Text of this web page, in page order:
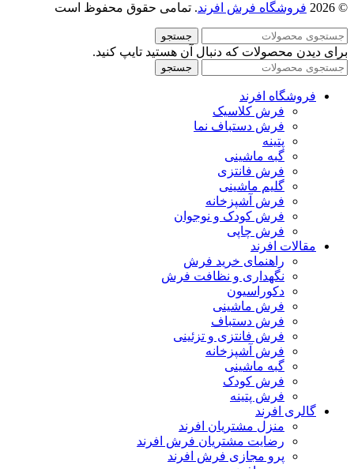
© 2026 فروشگاه فرش افرند. تمامی حقوق محفوظ است
جستجو
برای دیدن محصولات که دنبال آن هستید تایپ کنید.
جستجو
فروشگاه افرند
فرش کلاسیک
فرش دستباف نما
پتینه
گبه ماشینی
فرش فانتزی
گلیم ماشینی
فرش آشپزخانه
فرش کودک و نوجوان
فرش چاپی
مقالات افرند
راهنمای خرید فرش
نگهداری و نظافت فرش
دکوراسیون
فرش ماشینی
فرش دستباف
فرش فانتزی و تزئینی
فرش آشپزخانه
گبه ماشینی
فرش کودک
فرش پتینه
گالری افرند
منزل مشتریان افرند
رضایت مشتریان فرش افرند
پرو مجازی فرش افرند